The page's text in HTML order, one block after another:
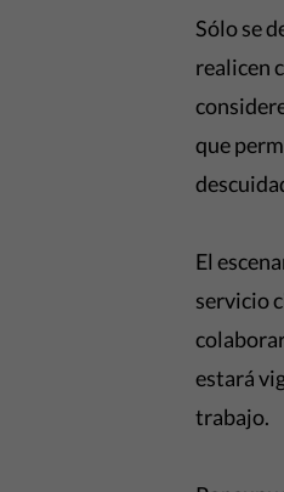
Sólo se
realicen
que
El
servicio
estará
trabajo.